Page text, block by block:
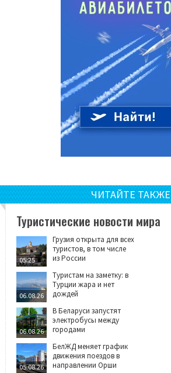
ЧИТАЙТЕ ТАКЖЕ
Туристические новости мира
05:25
Грузия открыта для всех
туристов, в том числе
из России
06.08.26
Туристам на заметку: в
Турции жара и нет
дождей
06.08.26
В Беларуси запустят
электробусы между
городами
05.08.26
БелЖД меняет график
движения поездов в
направлении Орши